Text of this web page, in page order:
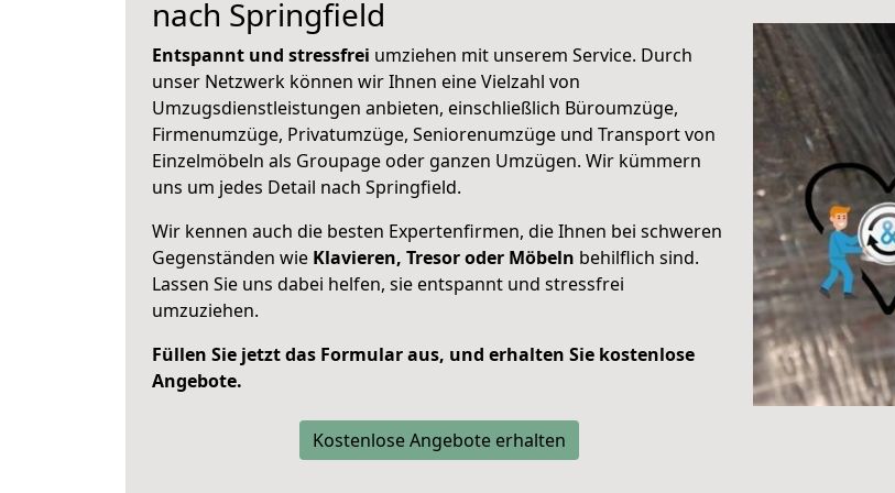
nach Springfield
Entspannt und stressfrei umziehen mit unserem Service. Durch
unser Netzwerk können wir Ihnen eine Vielzahl von
Umzugsdienstleistungen anbieten, einschließlich Büroumzüge,
Firmenumzüge, Privatumzüge, Seniorenumzüge und Transport von
Einzelmöbeln als Groupage oder ganzen Umzügen. Wir kümmern
uns um jedes Detail nach Springfield.
Wir kennen auch die besten Expertenfirmen, die Ihnen bei schweren
Gegenständen wie Klavieren, Tresor oder Möbeln behilflich sind.
Lassen Sie uns dabei helfen, sie entspannt und stressfrei
umzuziehen.
Füllen Sie jetzt das Formular aus, und erhalten Sie kostenlose
Angebote.
Kostenlose Angebote erhalten